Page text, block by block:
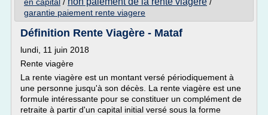
garantie paiement rente viagere
Définition Rente Viagère - Mataf
lundi, 11 juin 2018
Rente viagère
La rente viagère est un montant versé périodiquement à
une personne jusqu'à son décès. La rente viagère est une
formule intéressante pour se constituer un complément de
retraite à partir d'un capital initial versé sous la forme